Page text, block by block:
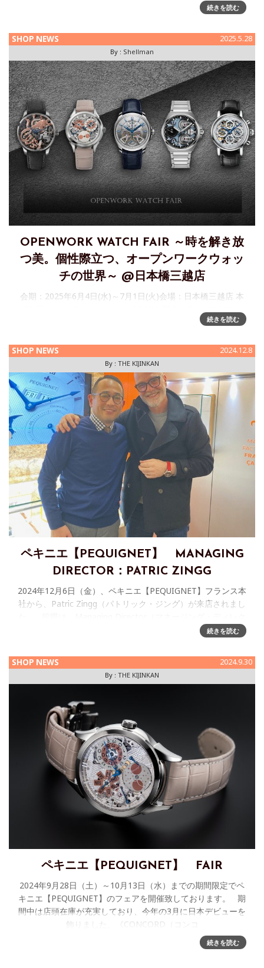
ち、出展される作品群を拝見するとともに、イベントについ
続きを読む
SHOP NEWS 2025.5.28
By : Shellman
OPENWORK WATCH FAIR ～時を解き放
つ美。個性際立つ、オープンワークウォッ
チの世界～ @日本橋三越店
会期：2025年6月4日(水)～7月1日(火)会場：日本橋三越店 本
2134 シェルマン日本橋三越店では、2025年6月4日(水)～7月
続きを読む
SHOP NEWS 2024.12.8
By : THE KIJINKAN
ペキニエ【PEQUIGNET】 MANAGING
DIRECTOR：PATRIC ZINGG
2024年12月6日（金）、ペキニエ【PEQUIGNET】フランス本
社から、Patric Zingg（パトリック・ジング）が来店されまし
続きを読む
SHOP NEWS 2024.9.30
By : THE KIJINKAN
ペキニエ【PEQUIGNET】 FAIR
2024年9月28日（土）～10月13日（水）までの期間限定でペ
キニエ【PEQUIGNET】のフェアを開催致しております。 期
間中は店頭在庫が充実しており、今年の3月に日本デビューを
飾りました、《CONCORD（コンコ
続きを読む